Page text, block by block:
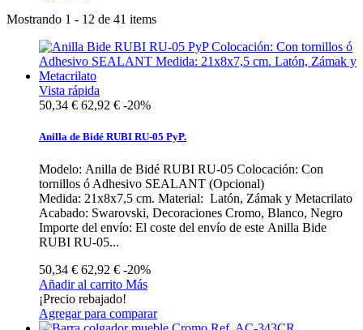
Mostrando 1 - 12 de 41 items
Vista rápida
50,34 € 62,92 € -20%
Anilla de Bidé RUBI RU-05 PyP.
Modelo: Anilla de Bidé RUBI RU-05 Colocación: Con
tornillos ó Adhesivo SEALANT (Opcional)
Medida: 21x8x7,5 cm. Material: Latón, Zámak y Metacrilato
Acabado: Swarovski, Decoraciones Cromo, Blanco, Negro
Importe del envío: El coste del envío de este Anilla Bide
RUBI RU-05...
50,34 € 62,92 € -20%
Añadir al carrito Más
¡Precio rebajado!
Agregar para comparar